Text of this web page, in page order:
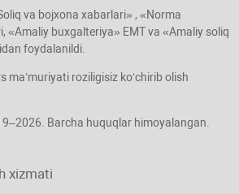
va bojхona хabarlari» , «Norma
«Amaliy buхgalteriya» EMT va «Amaliy soliq
foydalanildi.
ma’muriyati roziligisiz koʻchirib olish
Barcha huquqlar himoyalangan.
хizmati